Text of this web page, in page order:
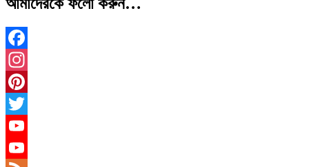
Facebook
Instagram
Pinterest
Twitter
YouTube